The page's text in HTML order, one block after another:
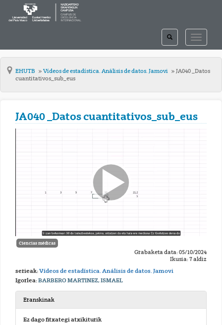
TOGGLE
TOGGLE
SEARCH
EHUTB Vídeos de estadística. Análisis de datos. Jamovi
JA040 _Datos
cuantitativos_sub_eus
JA040 _Datos cuantitativos_sub_eus
Ciencias médicas
Grabaketa data: 05/10/2024
Ikusia: 7 aldiz
serieak:Vídeos de estadística. Análisis de datos. Jamovi
Igorlea:BARBERO MARTINEZ, ISMAEL
Eranskinak
Ez dago fitxategi atxikiturik